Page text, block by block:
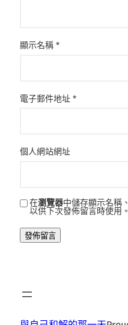
顯示名稱 *
電子郵件地址 *
個人網站網址
在瀏覽器中儲存顯示名稱
以供下次發佈留言時使用。